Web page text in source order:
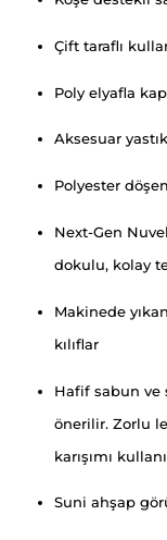
Çift taraflı
Poly elyafla
Aksesuar
Polyester
Next-Gen
dokulu, kolay
Makinede
kılıflar
Hafif sabun ve
önerilir. Zorlu
karışımı
Suni ahşap